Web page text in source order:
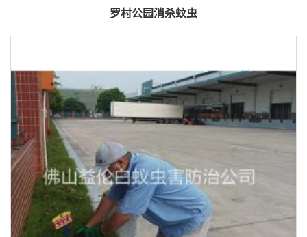
罗村公园消杀蚊虫